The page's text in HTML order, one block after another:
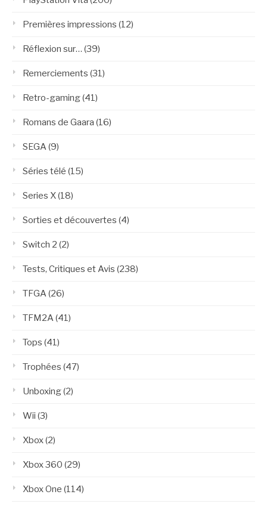
Premières impressions (12)
Réflexion sur… (39)
Remerciements (31)
Retro-gaming(41)
Romans de Gaara (16)
SEGA(9)
Séries télé (15)
Series X(18)
Sorties et découvertes (4)
Switch 2 (2)
Tests, Critiques et Avis (238)
TFGA(26)
TFM2A(41)
Tops (41)
Trophées (47)
Unboxing(2)
Wii (3)
Xbox(2)
Xbox 360 (29)
Xbox One (114)